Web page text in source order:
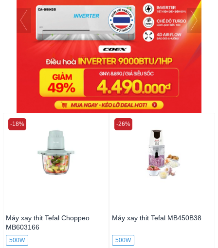
Máy xay thịt Tefal Choppeo
MB603166
500W
-18%
Máy xay thịt Tefal MB450B38
500W
-26%